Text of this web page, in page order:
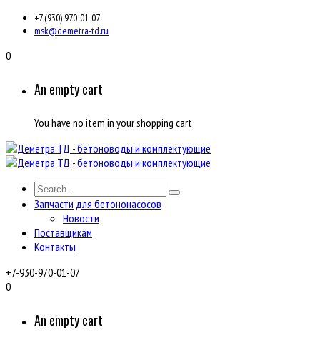
+7 (930) 970-01-07
msk@demetra-td.ru
0
An empty cart
You have no item in your shopping cart
Запчасти для бетононасосов
Новости
Поставщикам
Контакты
+7-930-970-01-07
0
An empty cart